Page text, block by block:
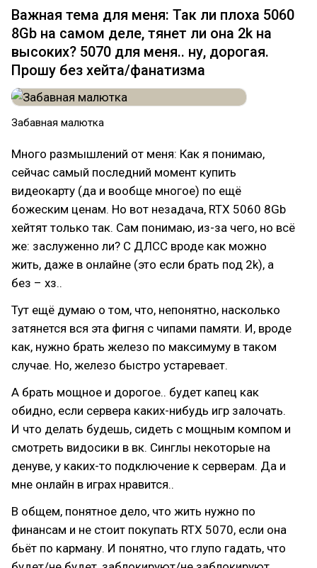
Важная тема для меня: Так ли плоха 5060
8Gb на самом деле, тянет ли она 2k на
высоких? 5070 для меня.. ну, дорогая.
Прошу без хейта/фанатизма
Забавная малютка
Много размышлений от меня: Как я понимаю,
сейчас самый последний момент купить
видеокарту (да и вообще многое) по ещё
божеским ценам. Но вот незадача, RTX 5060 8Gb
хейтят только так. Сам понимаю, из-за чего, но всё
же: заслуженно ли? С ДЛСС вроде как можно
жить, даже в онлайне (это если брать под 2k), а
без – хз..
Тут ещё думаю о том, что, непонятно, насколько
затянется вся эта фигня с чипами памяти. И, вроде
как, нужно брать железо по максимуму в таком
случае. Но, железо быстро устаревает.
А брать мощное и дорогое.. будет капец как
обидно, если сервера каких-нибудь игр залочать.
И что делать будешь, сидеть с мощным компом и
смотреть видосики в вк. Синглы некоторые на
денуве, у каких-то подключение к серверам. Да и
мне онлайн в играх нравится..
В общем, понятное дело, что жить нужно по
финансам и не стоит покупать RTX 5070, если она
бьёт по карману. И понятно, что глупо гадать, что